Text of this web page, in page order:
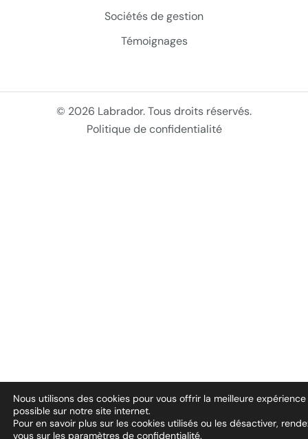
Sociétés de gestion
Témoignages
© 2026 Labrador. Tous droits réservés.
Politique de confidentialité
Nous utilisons des cookies pour vous offrir la meilleure expérience
possible sur notre site internet.
Pour en savoir plus sur les cookies utilisés ou les désactiver,
vous sur les paramètres de confidentialité.